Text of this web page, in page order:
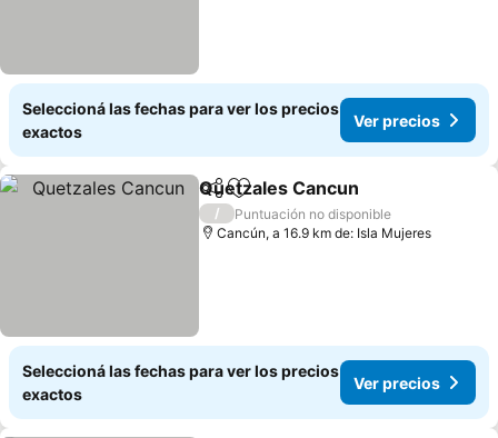
Seleccioná las fechas para ver los precios
exactos
Ver precios
CompartirAñadir a favoritos
Quetzales Cancun
/
Puntuación no disponible
Cancún, a 16.9 km de: Isla Mujeres
Seleccioná las fechas para ver los precios
exactos
Ver precios